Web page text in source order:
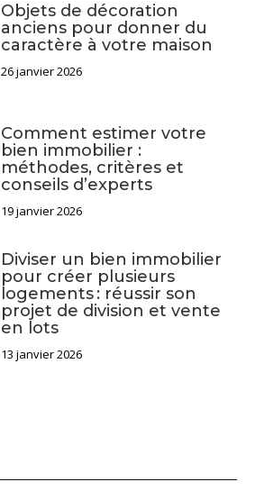
Objets de décoration
anciens pour donner du
caractère à votre maison
26 janvier 2026
Comment estimer votre
bien immobilier :
méthodes, critères et
conseils d’experts
19 janvier 2026
Diviser un bien immobilier
pour créer plusieurs
logements : réussir son
projet de division et vente
en lots
13 janvier 2026